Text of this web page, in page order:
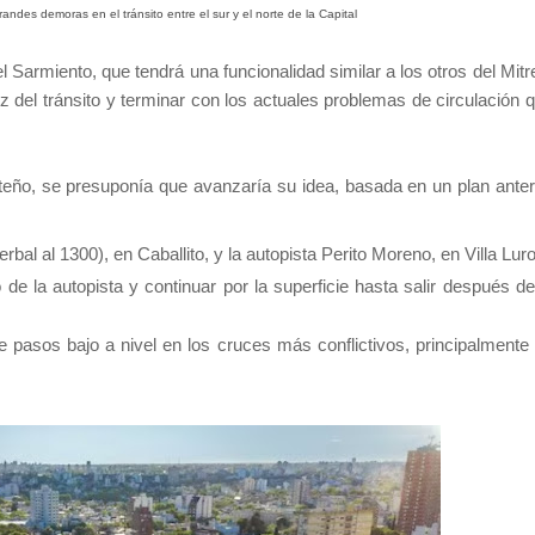
demoras en el tránsito entre el sur y el norte de la Capital
que tendrá una funcionalidad similar a los otros del
del tránsito y terminar con los actuales problemas de circulación
se presuponía que avanzaría su idea, basada en un plan
al 1300), en Caballito, y la autopista Perito Moreno, en Villa Luro
la autopista y continuar por la superficie hasta salir después
bajo a nivel en los cruces más conflictivos, principalmente